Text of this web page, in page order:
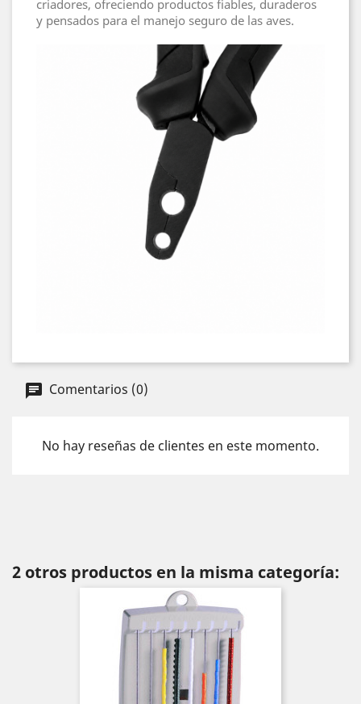
criadores, ofreciendo productos fiables, duraderos
y pensados para el manejo seguro de las aves.
Comentarios (0)
No hay reseñas de clientes en este momento.
2 otros productos en la misma categoría: